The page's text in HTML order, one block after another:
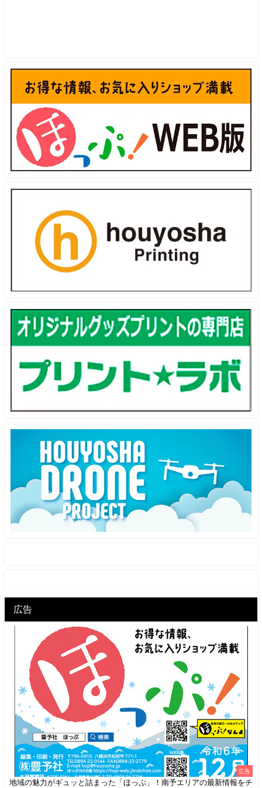
広告
広告
地域の魅力がギュッと詰まった「ほっぷ」！南予エリアの最新情報をチ